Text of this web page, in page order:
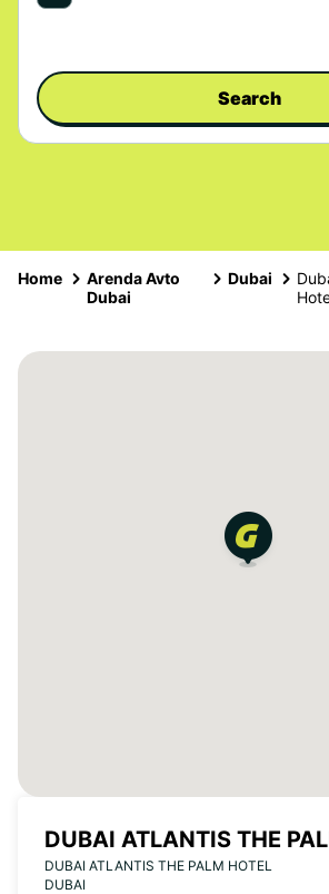
Search
Home
Arenda Avto
Dubai
Dubai
DUBAI ATLANTIS THE
DUBAI ATLANTIS THE PALM HOTEL
DUBAI